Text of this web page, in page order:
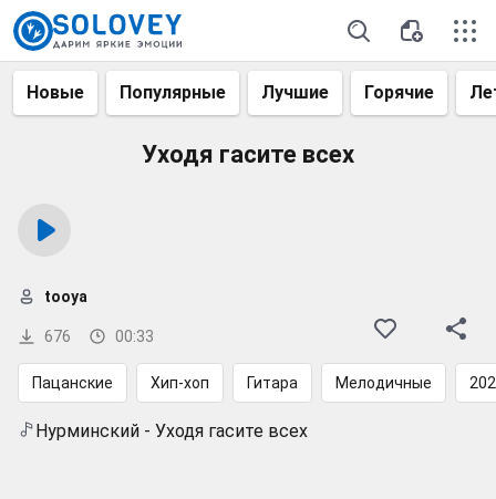
Новые Популярные Лучшие Горячие
Уходя гасите всех
676 00:33
tooya
Пацанские Хип-хоп Гитара Мелодичные
Нурминский - Уходя гасите всех